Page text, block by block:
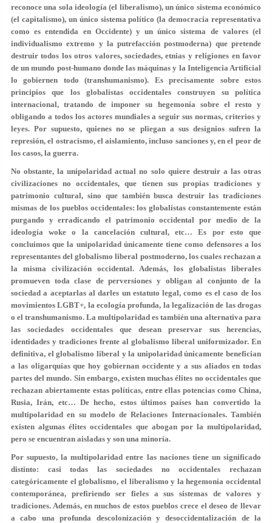
reconoce una sola ideología (el liberalismo), un único sistema económico
(el capitalismo), un único sistema político (la democracia representativa
como es entendida en Occidente) y un único sistema de valores (el
individualismo extremo y la putrefacción postmoderna) que pretende
destruir todos los otros valores, sociedades, etnias y religiones en favor
de un mundo post-humano donde las máquinas y la Inteligencia Artificial
lo gobiernen todo (transhumanismo). Es precisamente sobre estos
principios que los globalistas occidentales construyen su política
internacional, tratando de imponer su hegemonía sobre el resto y
obligando a todos los actores mundiales a seguir sus normas, criterios y
leyes. Por supuesto, quienes no se pliegan a sus designios sufren la
represión, el ostracismo, el aislamiento, incluso sanciones y, en el peor de
los casos, la guerra.
No obstante, la unipolaridad actual no solo quiere destruir a las otras
civilizaciones no occidentales, que tienen sus propias tradiciones y
patrimonio cultural, sino que también busca destruir las tradiciones
mismas de los pueblos occidentales: los globalistas constantemente están
purgando y erradicando el patrimonio occidental por medio de la
ideología woke o la cancelación cultural, etc… Es por esto que
concluimos que la unipolaridad únicamente tiene como defensores a los
representantes del globalismo liberal postmoderno, los cuales rechazan a
la misma civilización occidental. Además, los globalistas liberales
promueven toda clase de perversiones y obligan al conjunto de la
sociedad a aceptarlas al darles un estatuto legal, como es el caso de los
movimientos LGBT+, la ecología profunda, la legalización de las drogas
o el transhumanismo. La multipolaridad es también una alternativa para
las sociedades occidentales que desean preservar sus herencias,
identidades y tradiciones frente al globalismo liberal uniformizador. En
definitiva, el globalismo liberal y la unipolaridad únicamente benefician
a las oligarquías que hoy gobiernan occidente y a sus aliados en todas
partes del mundo. Sin embargo, existen muchas élites no occidentales que
rechazan abiertamente estas políticas, entre ellas potencias como China,
Rusia, Irán, etc… De hecho, estos últimos países han convertido la
multipolaridad en su modelo de Relaciones Internacionales. También
existen algunas élites occidentales que abogan por la multipolaridad,
pero se encuentran aisladas y son una minoría.
Por supuesto, la multipolaridad entre las naciones tiene un significado
distinto: casi todas las sociedades no occidentales rechazan
categóricamente el globalismo, el liberalismo y la hegemonía occidental
contemporánea, prefiriendo ser fieles a sus sistemas de valores y
tradiciones. Además, en muchos de estos pueblos crece el deseo de llevar
a cabo una profunda descolonización y desoccidentalización de la